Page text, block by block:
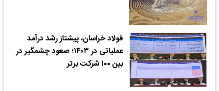
فولاد خراسان، پیشتاز رشد درآمد
عملیاتی در ۱۴۰۳؛ صعود چشمگیر در
بین ۱۰۰ شرکت برتر